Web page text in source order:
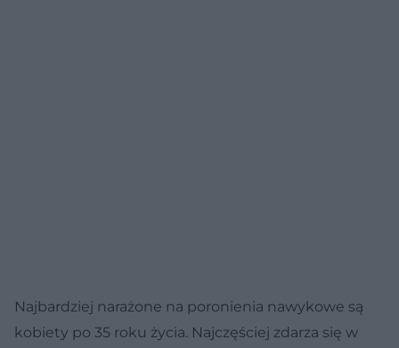
Najbardziej narażone na poronienia nawykowe są
kobiety po 35 roku życia. Najczęściej zdarza się w